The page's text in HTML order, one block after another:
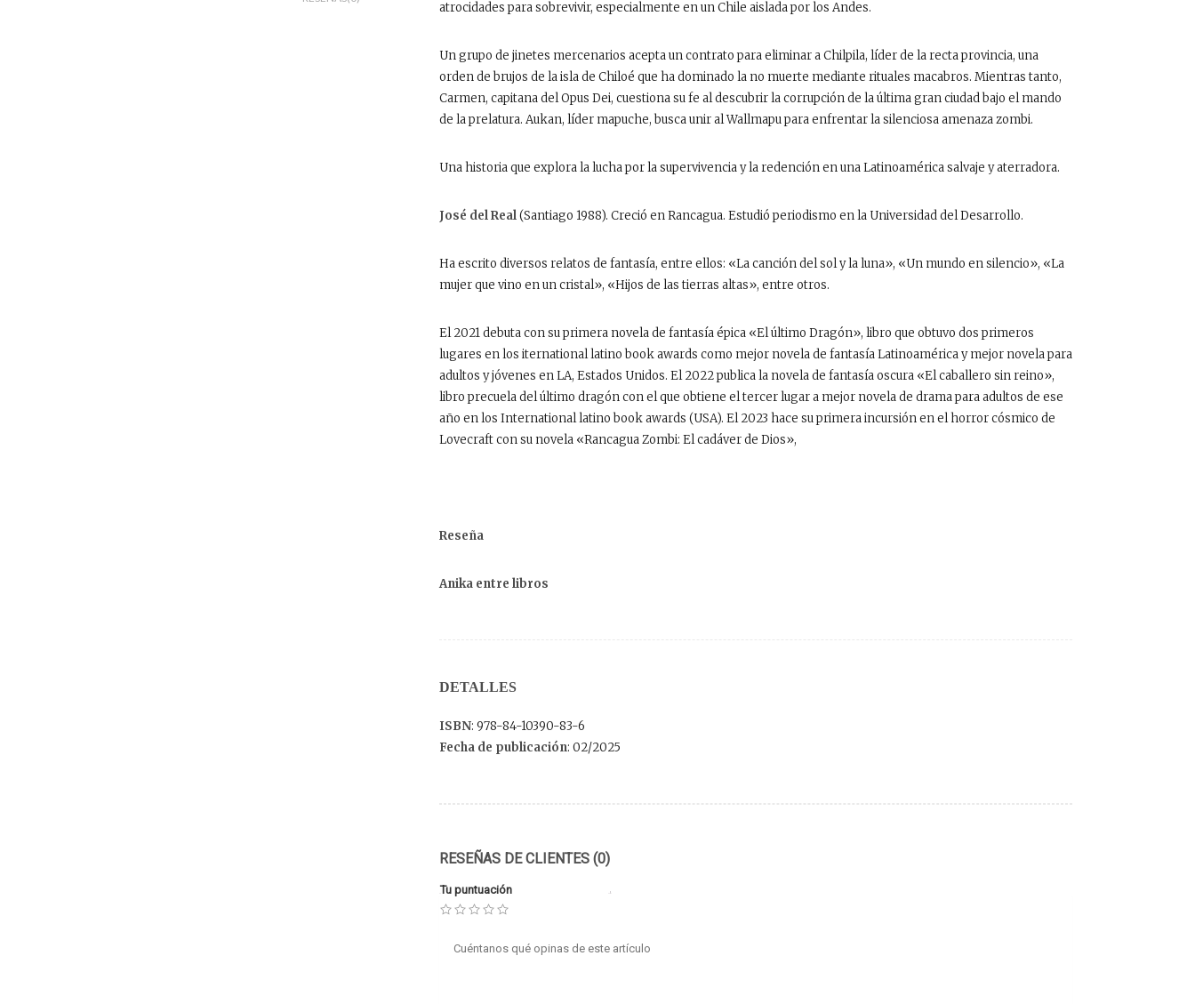
atrocidades para sobrevivir, especialmente en un Chile aislada por los Andes.
Un grupo de jinetes mercenarios acepta un contrato para eliminar a Chilpila, líder de la recta provincia, una
orden de brujos de la isla de Chiloé que ha dominado la no muerte mediante rituales macabros. Mientras tanto,
Carmen, capitana del Opus Dei, cuestiona su fe al descubrir la corrupción de la última gran ciudad bajo el mando
de la prelatura. Aukan, líder mapuche, busca unir al Wallmapu para enfrentar la silenciosa amenaza zombi.
Una historia que explora la lucha por la supervivencia y la redención en una Latinoamérica salvaje y aterradora.
José del Real(Santiago 1988). Creció en Rancagua. Estudió periodismo en la Universidad del Desarrollo.
Ha escrito diversos relatos de fantasía, entre ellos: «La canción del sol y la luna», «Un mundo en silencio», «La
mujer que vino en un cristal», «Hijos de las tierras altas», entre otros.
El 2021 debuta con su primera novela de fantasía épica «El último Dragón», libro que obtuvo dos primeros
lugares en los iternational latino book awards como mejor novela de fantasía Latinoamérica y mejor novela para
adultos y jóvenes en LA, Estados Unidos. El 2022 publica la novela de fantasía oscura «El caballero sin reino»,
libro precuela del último dragón con el que obtiene el tercer lugar a mejor novela de drama para adultos de ese
año en los International latino book awards (USA). El 2023 hace su primera incursión en el horror cósmico de
Lovecraft con su novela «Rancagua Zombi: El cadáver de Dios»,
Reseña
Anika entre libros
DETALLES
ISBN: 978-84-10390-83-6
Fecha de publicación: 02/2025
RESEÑAS DE CLIENTES (0)
Tu puntuación